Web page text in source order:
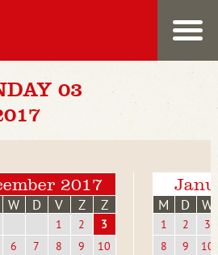
03
2017
W D V Z Z
1 2
3
6 7 8 9
10
M D W
1 2
3
8
9
10